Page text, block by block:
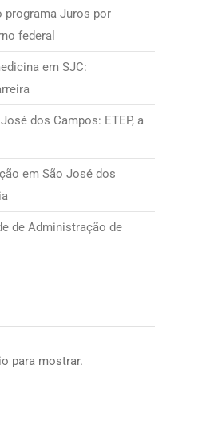
programa Juros por
federal
em SJC:
dos Campos: ETEP, a
em São José dos
de Administração de
para mostrar.